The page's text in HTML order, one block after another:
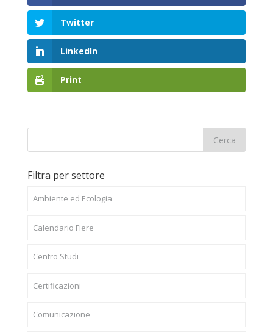
Twitter
LinkedIn
Print
Filtra per settore
Ambiente ed Ecologia
Calendario Fiere
Centro Studi
Certificazioni
Comunicazione